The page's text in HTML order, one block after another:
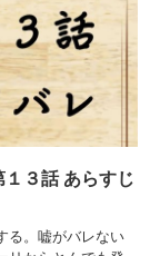
３話 あらすじ
る。嘘がバレない